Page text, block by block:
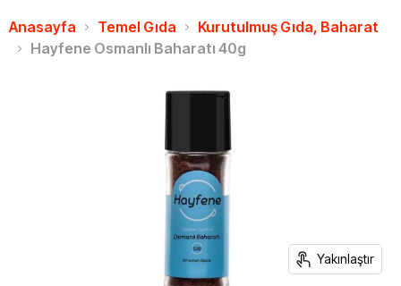
Anasayfa Temel Gıda
Kurutulmuş Gıda, Baharat
Hayfene Osmanlı Baharatı 40g
Yakınlaştır